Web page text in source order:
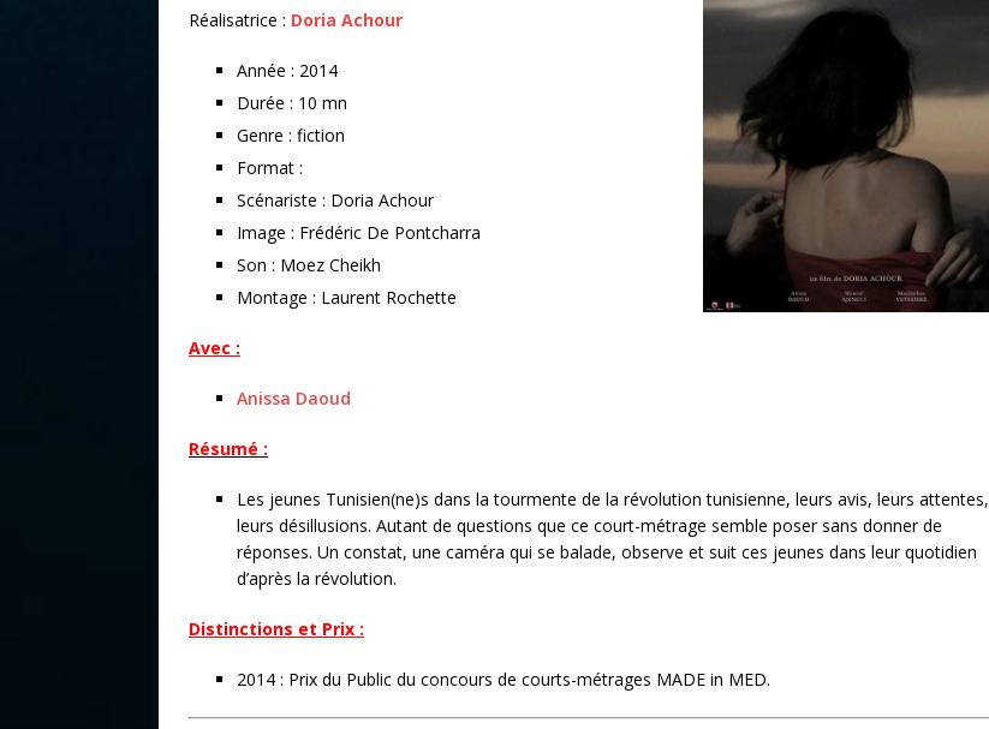
Réalisatrice : Doria Achour
Année : 2014
Durée : 10 mn
Genre : fiction
Format :
Scénariste : Doria Achour
Image : Frédéric De Pontcharra
Son : Moez Cheikh
Montage : Laurent Rochette
Avec :
Anissa Daoud
Résumé :
Les jeunes Tunisien(ne)s dans la tourmente de la révolution tunisienne, leurs avis, leurs attentes,
leurs désillusions. Autant de questions que ce court-métrage semble poser sans donner de
réponses. Un constat, une caméra qui se balade, observe et suit ces jeunes dans leur quotidien
d’après la révolution.
Distinctions et Prix :
2014 : Prix du Public du concours de courts-métrages MADE in MED.